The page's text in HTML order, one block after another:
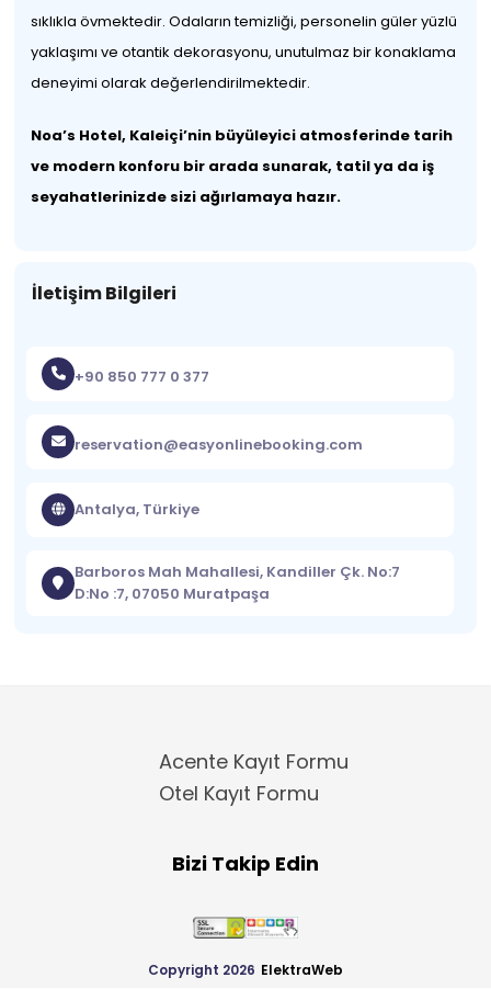
sıklıkla övmektedir. Odaların temizliği, personelin güler yüzlü
yaklaşımı ve otantik dekorasyonu, unutulmaz bir konaklama
deneyimi olarak değerlendirilmektedir.
Noa’s Hotel, Kaleiçi’nin büyüleyici atmosferinde tarih
ve modern konforu bir arada sunarak, tatil ya da iş
seyahatlerinizde sizi ağırlamaya hazır.
İletişim Bilgileri
+90 850 777 0 377
reservation@easyonlinebooking.com
Antalya, Türkiye
Barboros Mah Mahallesi, Kandiller Çk. No:7
D:No :7, 07050 Muratpaşa
Acente Kayıt Formu
Otel Kayıt Formu
Bizi Takip Edin
Copyright 2026 ElektraWeb